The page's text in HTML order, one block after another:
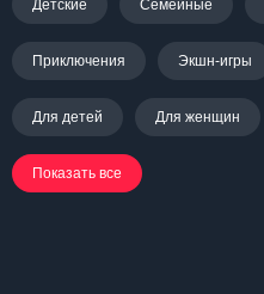
Детские Семейные
Приключения Экшн-игры
Для детей Для женщин
Показать все